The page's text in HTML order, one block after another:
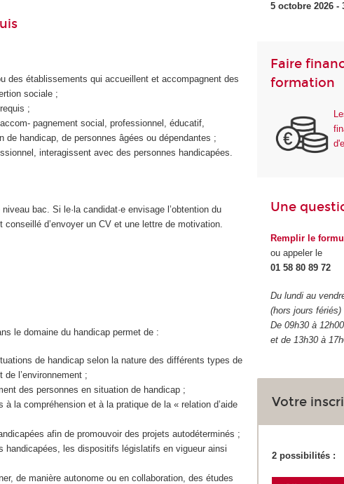
des établissements qui accueillent et accompagnent des
sociale ;
;
pagnement social, professionnel, éducatif,
de handicap, de personnes âgées ou dépendantes ;
interagissent avec des personnes handicapées.
bac. Si le·la candidat·e envisage l’obtention du
d’en­voyer un CV et une lettre de motivation.
le domaine du handicap permet de :
de handicap selon la nature des différents types de
l’environnement ;
des personnes en situation de handicap ;
la compréhension et à la pratique de la « relation d’aide
afin de promouvoir des projets autodéterminés ;
handi­capées, les dispositifs législatifs en vigueur ainsi
de manière autonome ou en collaboration, des études
5 octobre 2026 -
Faire
formation
Une
Remplir le
ou appeler le
01 58 80 89 72
Du lundi au
(hors jours fériés)
De 09h30 à 12h00
et de 13h30 à
Votre
2 possibilités :